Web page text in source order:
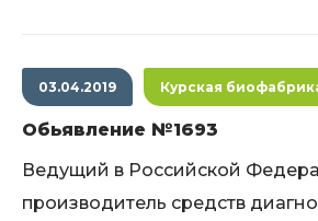
03.04.2019 Курская
Обьявление №1693
Ведущий в Российской
производитель средств